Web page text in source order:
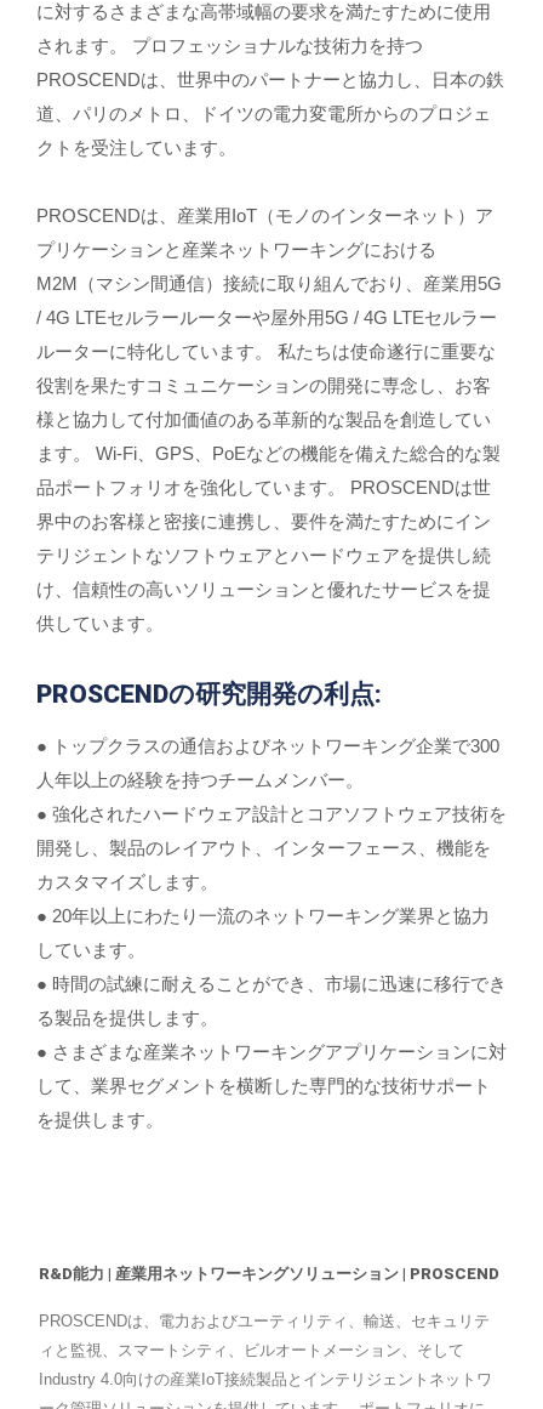
に対するさまざまな高帯域幅の要求を満たすために使用
されます。 プロフェッショナルな技術力を持つ
PROSCENDは、世界中のパートナーと協力し、日本の鉄
道、パリのメトロ、ドイツの電力変電所からのプロジェ
クトを受注しています。
PROSCENDは、産業用IoT（モノのインターネット）ア
プリケーションと産業ネットワーキングにおける
M2M（マシン間通信）接続に取り組んでおり、産業用5G
/ 4G LTEセルラールーターや屋外用5G / 4G LTEセルラー
ルーターに特化しています。 私たちは使命遂行に重要な
役割を果たすコミュニケーションの開発に専念し、お客
様と協力して付加価値のある革新的な製品を創造してい
ます。 Wi-Fi、GPS、PoEなどの機能を備えた総合的な製
品ポートフォリオを強化しています。 PROSCENDは世
界中のお客様と密接に連携し、要件を満たすためにイン
テリジェントなソフトウェアとハードウェアを提供し続
け、信頼性の高いソリューションと優れたサービスを提
供しています。
PROSCENDの研究開発の利点:
● トップクラスの通信およびネットワーキング企業で300
人年以上の経験を持つチームメンバー。
● 強化されたハードウェア設計とコアソフトウェア技術を
開発し、製品のレイアウト、インターフェース、機能を
カスタマイズします。
● 20年以上にわたり一流のネットワーキング業界と協力
しています。
● 時間の試練に耐えることができ、市場に迅速に移行でき
る製品を提供します。
● さまざまな産業ネットワーキングアプリケーションに対
して、業界セグメントを横断した専門的な技術サポート
を提供します。
R&D能力 | 産業用ネットワーキングソリューション | PROSCEND
PROSCENDは、電力およびユーティリティ、輸送、セキュリテ
ィと監視、スマートシティ、ビルオートメーション、そして
Industry 4.0向けの産業IoT接続製品とインテリジェントネットワ